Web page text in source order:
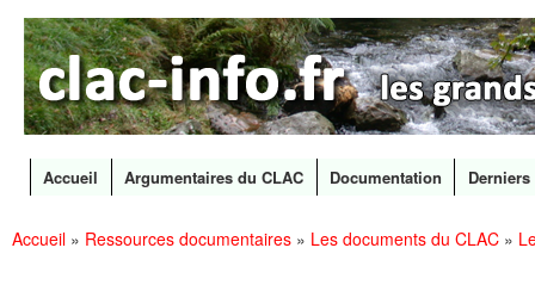
CLAC
Info
Les
grands
canaux
en
Menu principal
Accueil Argumentaires du CLAC Documentation
Accueil » Ressources documentaires » Les documents du CLAC »